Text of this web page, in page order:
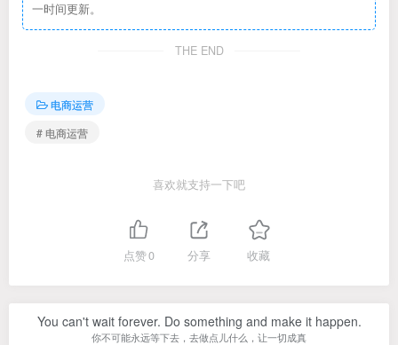
一时间更新。
THE END
电商运营
# 电商运营
喜欢就支持一下吧
点赞0 分享 收藏
You can't wait forever. Do something and make it happen.
你不可能永远等下去，去做点儿什么，让一切成真